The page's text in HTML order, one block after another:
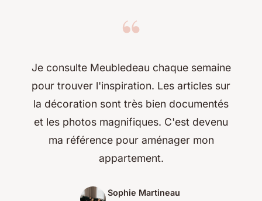
“
Je consulte Meubledeau chaque semaine
pour trouver l'inspiration. Les articles sur
la décoration sont très bien documentés
et les photos magnifiques. C'est devenu
ma référence pour aménager mon
appartement.
Sophie Martineau